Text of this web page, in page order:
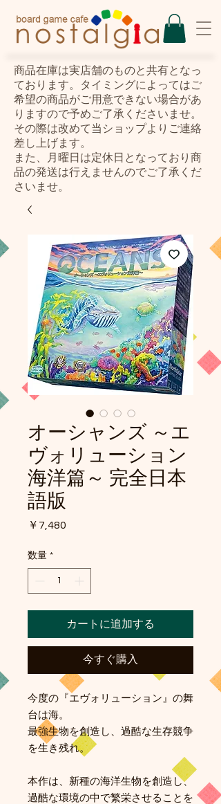
​商品在庫は実店舗のものと共有となっ
ております。タイミングによってはご
希望の商品がご用意できない場合があ
りますので予めご了承くださいませ。
その際は改めて当ショップよりご連絡
差し上げます。
また、月曜日は定休日となっており商
品の発送は行えませんのでご了承くだ
さいませ。
オーシャンズ ～エ
ヴォリューション
海洋篇～ 完全日本
語版
￥7,480
数量 *
カートに追加する
今すぐ購入
今度の『エヴォリューション』の舞
台は海。
最強生物を創造し、過酷な生存競争
を生き残れ。
本作は、新種の海洋生物を創造し、
過酷な環境の中で繁栄させることを